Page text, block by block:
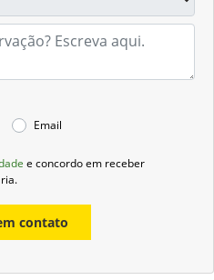
Email
e concordo em receber
contato